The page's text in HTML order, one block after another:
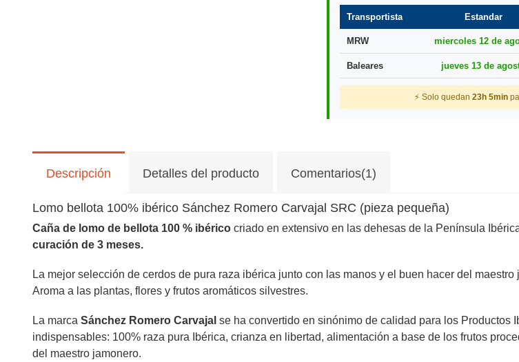
Transportista Estandar
MRW miercoles 12 de
Baleares jueves 13 de
⚡ Solo quedan 23h 5min
Descripción Detalles del producto Comentarios(1)
Lomo bellota 100% ibérico Sánchez Romero Carvajal SRC (pieza pequeña)
Caña de lomo de bellota 100 % ibérico criado en extensivo en las dehesas de la Península
curación de 3 meses.
La mejor selección de cerdos de pura raza ibérica junto con las manos y el buen hacer del
Aroma a las plantas, flores y frutos aromáticos silvestres.
La marca Sánchez Romero Carvajal se ha convertido en sinónimo de calidad para los
indispensables: 100% raza pura Ibérica, crianza en libertad, alimentación a base de los frutos
del maestro jamonero.